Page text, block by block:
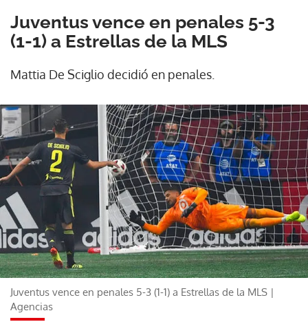
Juventus vence en penales 5-3
(1-1) a Estrellas de la MLS
Mattia De Sciglio decidió en penales.
Juventus vence en penales 5-3 (1-1) a Estrellas de la MLS |
Agencias